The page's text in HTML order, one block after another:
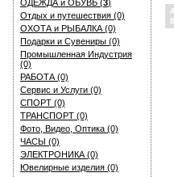
ОДЕЖДА и ОБУВЬ (3)
Отдых и путешествия (0)
ОХОТА и РЫБАЛКА (0)
Подарки и Сувениры (0)
Промышленная Индустрия
(0)
РАБОТА (0)
Сервис и Услуги (0)
СПОРТ (0)
ТРАНСПОРТ (0)
Фото, Видео, Оптика (0)
ЧАСЫ (0)
ЭЛЕКТРОНИКА (0)
Ювелирные изделия (0)